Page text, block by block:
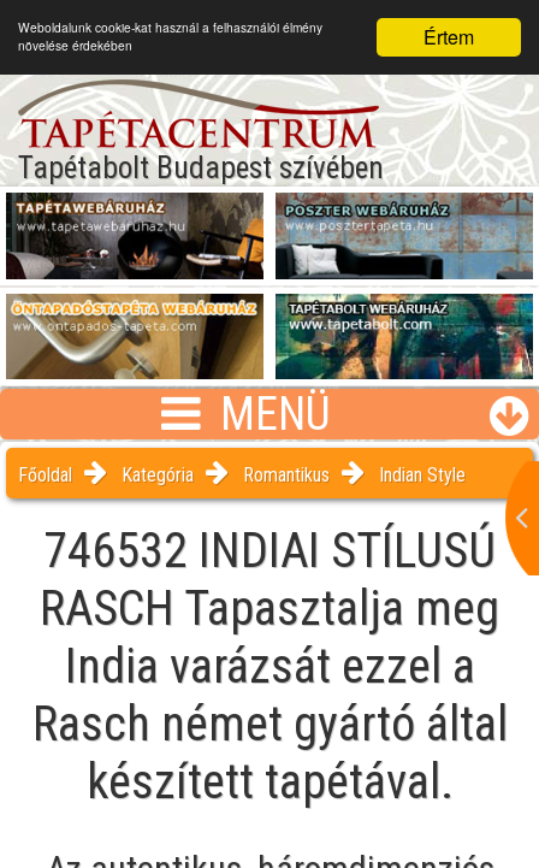
Értem
Weboldalunk cookie-kat használ a felhasználói élmény
növelése érdekében
Tapétabolt Budapest szívében
MENÜ
Főoldal Kategória Romantikus Indian Style
746532 INDIAI STÍLUSÚ
RASCH Tapasztalja meg
India varázsát ezzel a
Rasch német gyártó által
készített tapétával.